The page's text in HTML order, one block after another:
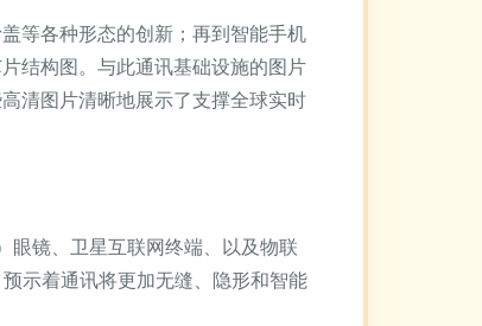
等各种形态的创新；再到智能手机
结构图。与此通讯基础设施的图片
清图片清晰地展示了支撑全球实时
眼镜、卫星互联网终端、以及物联
示着通讯将更加无缝、隐形和智能